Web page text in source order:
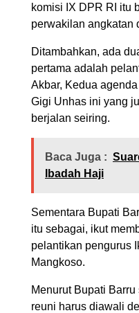
komisi IX DPR RI itu
perwakilan angkatan
Ditambahkan, ada
pertama adalah
Akbar, Kedua
Gigi Unhas ini yang
berjalan seiring.
Baca Juga :
Ibadah Haji
Sementara Bupati
itu sebagai, ikut
pelantikan pengurus
Mangkoso.
Menurut Bupati
reuni harus diawali